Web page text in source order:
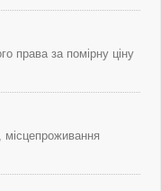
права за помірну ціну